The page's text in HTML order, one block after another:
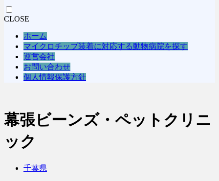
CLOSE
ホーム
マイクロチップ装着に対応する動物病院を探す
運営会社
お問い合わせ
個人情報保護方針
幕張ビーンズ・ペットクリニ
ック
千葉県